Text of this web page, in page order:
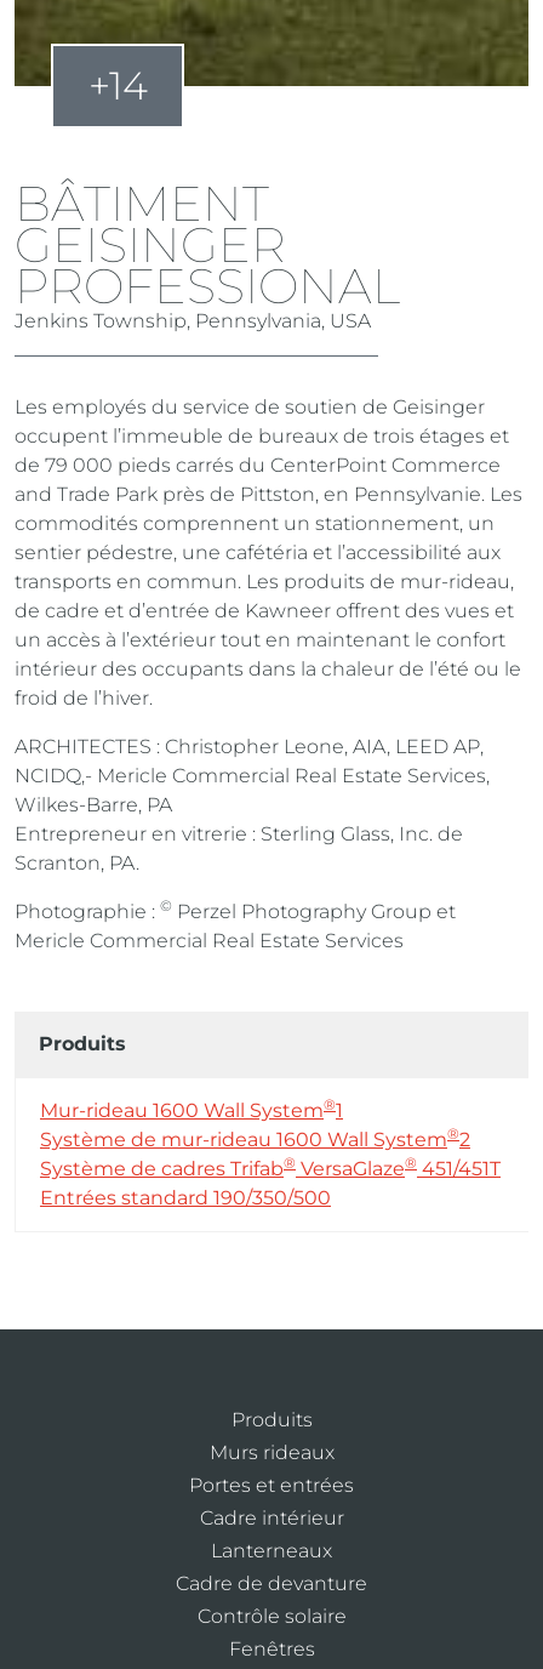
+14
BÂTIMENT
GEISINGER
PROFESSIONAL
Jenkins Township, Pennsylvania, USA
Les employés du service de soutien de Geisinger
occupent l’immeuble de bureaux de trois étages et
de 79 000 pieds carrés du CenterPoint Commerce
and Trade Park près de Pittston, en Pennsylvanie. Les
commodités comprennent un stationnement, un
sentier pédestre, une cafétéria et l’accessibilité aux
transports en commun. Les produits de mur-rideau,
de cadre et d’entrée de Kawneer offrent des vues et
un accès à l’extérieur tout en maintenant le confort
intérieur des occupants dans la chaleur de l’été ou le
froid de l’hiver.
ARCHITECTES : Christopher Leone, AIA, LEED AP,
NCIDQ,- Mericle Commercial Real Estate Services,
Wilkes-Barre, PA
Entrepreneur en vitrerie : Sterling Glass, Inc. de
Scranton, PA.
Photographie : © Perzel Photography Group et
Mericle Commercial Real Estate Services
Produits
Mur-rideau 1600 Wall System®1
Système de mur-rideau 1600 Wall System®2
Système de cadres Trifab® VersaGlaze® 451/451T
Entrées standard 190/350/500
Produits
Murs rideaux
Portes et entrées
Cadre intérieur
Lanterneaux
Cadre de devanture
Contrôle solaire
Fenêtres